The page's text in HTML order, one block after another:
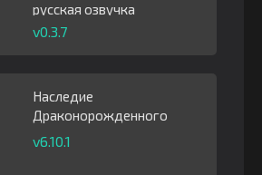
русская озвучка
v0.3.7
Наследие
Драконорожденного
v6.10.1